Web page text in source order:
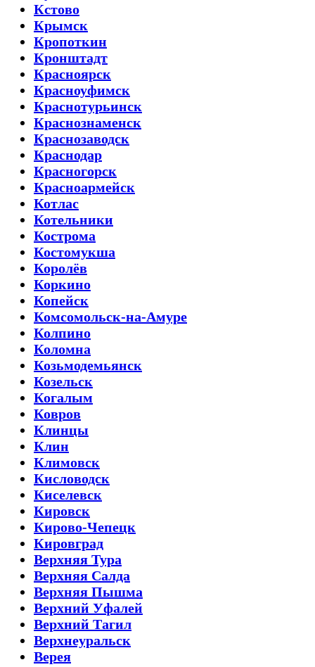
Кстово
Крымск
Кропоткин
Кронштадт
Красноярск
Красноуфимск
Краснотурьинск
Краснознаменск
Краснозаводск
Краснодар
Красногорск
Красноармейск
Котлас
Котельники
Кострома
Костомукша
Королёв
Коркино
Копейск
Комсомольск-на-Амуре
Колпино
Коломна
Козьмодемьянск
Козельск
Когалым
Ковров
Клинцы
Клин
Климовск
Кисловодск
Киселевск
Кировск
Кирово-Чепецк
Кировград
Верхняя Тура
Верхняя Салда
Верхняя Пышма
Верхний Уфалей
Верхний Тагил
Верхнеуральск
Верея